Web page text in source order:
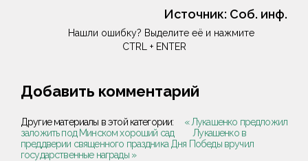
Источник: Соб. инф.
Нашли ошибку? Выделите её и нажмите
CTRL + ENTER
Добавить комментарий
Другие материалы в этой категории:
« Лукашенко предложил
заложить под Минском хороший сад
Лукашенко в
преддверии священного праздника Дня Победы вручил
государственные награды »